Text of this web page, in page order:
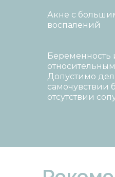
Акне с
воспалений
Беременность
Допустимо
отсутствии